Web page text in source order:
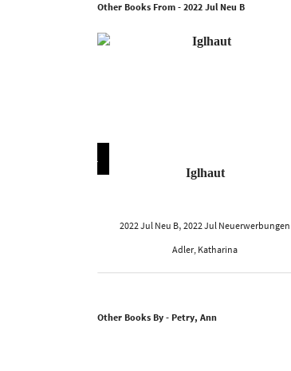
Other Books From - 2022 Jul Neu B
Iglhaut
2022 Jul Neu B, 2022 Jul Neuerwerbungen
Adler, Katharina
Other Books By - Petry, Ann